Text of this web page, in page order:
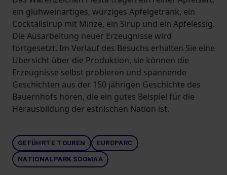
ein glühweinartiges, würziges Apfelgetränk, ein
Cocktailsirup mit Minze, ein Sirup und ein Apfelessig.
Die Ausarbeitung neuer Erzeugnisse wird
fortgesetzt. Im Verlauf des Besuchs erhalten Sie eine
Übersicht über die Produktion, sie können die
Erzeugnisse selbst probieren und spannende
Geschichten aus der 150 jährigen Geschichte des
Bauernhofs hören, die ein gutes Beispiel für die
Herausbildung der estnischen Nation ist.
GEFÜHRTE TOUREN EUROPARC
NATIONALPARK SOOMAA